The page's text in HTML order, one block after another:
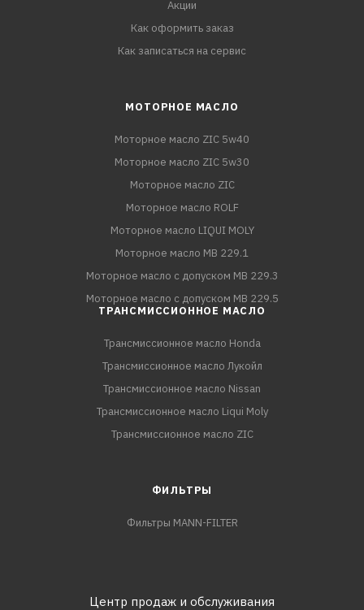
Акции
Как оформить заказ
Как записаться на сервис
МОТОРНОЕ МАСЛО
Моторное масло ZIC 5w40
Моторное масло ZIC 5w30
Моторное масло ZIC
Моторное масло ROLF
Моторное масло LIQUI MOLY
Моторное масло MB 229.1
Моторное масло с допуском MB 229.3
Моторное масло с допуском MB 229.5
ТРАНСМИССИОННОЕ МАСЛО
Трансмиссионное масло Honda
Трансмиссионное масло Лукойл
Трансмиссионное масло Nissan
Трансмиссионное масло Liqui Moly
Трансмиссионное масло ZIC
ФИЛЬТРЫ
Фильтры MANN-FILTER
Центр продаж и обслуживания